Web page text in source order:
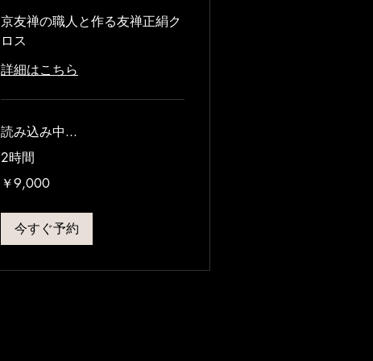
京友禅の職人と作る友禅正絹ク
ロス
詳細はこちら
読み込み中...
2時間
円
￥9,000
今すぐ予約